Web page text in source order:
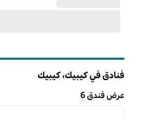
فنادق في كيبيك،كيبيك
عرض فندق 6
عرض فندق 61 من 9